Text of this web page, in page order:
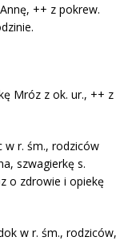
++ z pokrew.
Mróz z ok. ur., ++ z
w r. śm., rodziców
szwagierkę s.
o zdrowie i opiekę
w r. śm., rodziców,